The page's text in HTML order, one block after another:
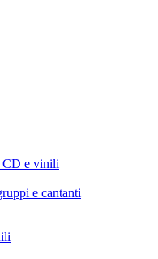
CD e vinili
e cantanti